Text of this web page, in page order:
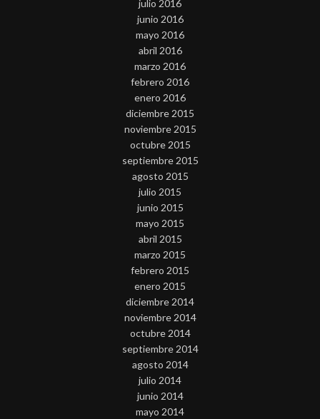
julio 2016
junio 2016
mayo 2016
abril 2016
marzo 2016
febrero 2016
enero 2016
diciembre 2015
noviembre 2015
octubre 2015
septiembre 2015
agosto 2015
julio 2015
junio 2015
mayo 2015
abril 2015
marzo 2015
febrero 2015
enero 2015
diciembre 2014
noviembre 2014
octubre 2014
septiembre 2014
agosto 2014
julio 2014
junio 2014
mayo 2014